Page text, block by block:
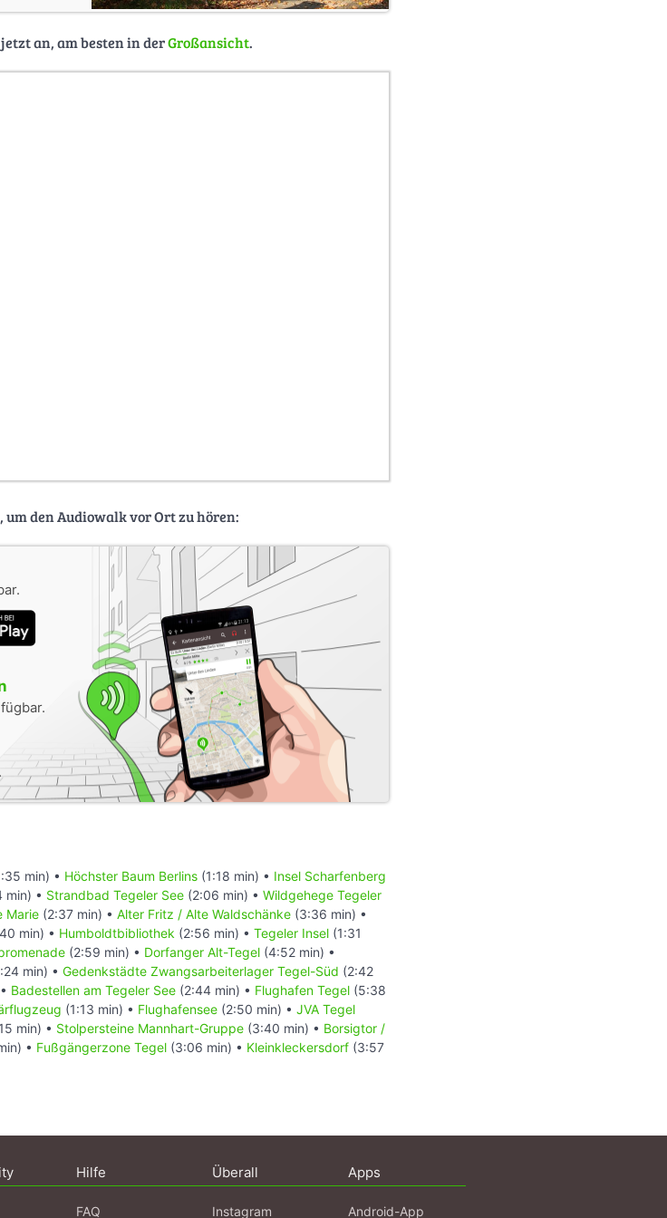
an, am besten in derGroßansicht.
um den Audiowalk vor Ort zu hören:
min) • Höchster Baum Berlins (1:18 min) • Insel Scharfenberg
min) • Strandbad Tegeler See (2:06 min) • Wildgehege Tegeler
Marie (2:37 min) • Alter Fritz / Alte Waldschänke (3:36 min) •
min) • Humboldtbibliothek (2:56 min) • Tegeler Insel (1:31
(2:59 min) • Dorfanger Alt-Tegel (4:52 min) •
min) • Gedenkstädte Zwangsarbeiterlager Tegel-Süd (2:42
Badestellen am Tegeler See (2:44 min) • Flughafen Tegel (5:38
(1:13 min) • Flughafensee (2:50 min) • JVA Tegel
min) • Stolpersteine Mannhart-Gruppe (3:40 min) • Borsigtor /
• Fußgängerzone Tegel (3:06 min) • Kleinkleckersdorf (3:57
Hilfe
FAQ
Überall
Instagram
Apps
Android-App